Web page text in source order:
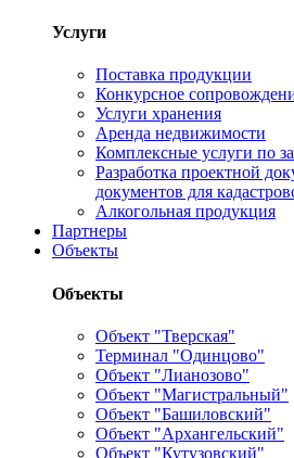
Услуги
Поставка продукции
Конкурсное
Услуги хранения
Аренда недвижимости
Комплексные услуги по
Разработка проектной
документов для
Алкогольная продукция
Партнеры
Объекты
Объекты
Объект "Тверская"
Терминал "Одинцово"
Объект "Лианозово"
Объект "Магистральный"
Объект "Башиловский"
Объект "Архангельский"
Объект "Кутузовский"